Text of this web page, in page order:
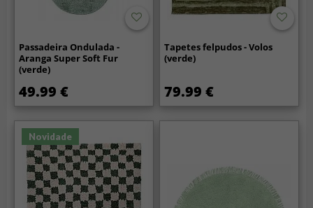
Passadeira Ondulada -
Aranga Super Soft Fur
(verde)
49.99 €
Tapetes felpudos - Volos
(verde)
79.99 €
Novidade